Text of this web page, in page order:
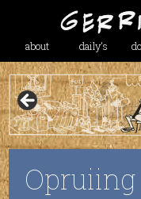
about daily’s
Opruiing